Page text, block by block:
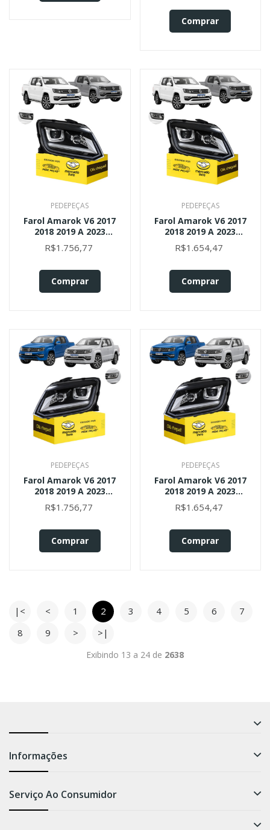
Comprar
PEDEPEÇAS
Farol Amarok V6 2017
2018 2019 A 2023
C/led C/ Projetor Ld
Direito/passageiro
R$1.756,77
Comprar
PEDEPEÇAS
Farol Amarok V6 2017
2018 2019 A 2023
C/led C/ Projetor Ld
Direito/passageiro
R$1.654,47
Comprar
PEDEPEÇAS
Farol Amarok V6 2017
2018 2019 A 2023
C/led C/ Projetor Le
Esquerdo/motorista
R$1.756,77
Comprar
PEDEPEÇAS
Farol Amarok V6 2017
2018 2019 A 2023
C/led C/ Projetor Le
Esquerdo/motorista
R$1.654,47
Comprar
|< < 1 2 3 4 5 6
7
8
9 > >|
Exibindo 13 a 24 de 2638
Informações
Serviço Ao Consumidor